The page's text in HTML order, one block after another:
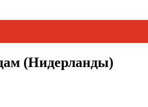
(Нидерланды)